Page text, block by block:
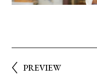
PREVIEW